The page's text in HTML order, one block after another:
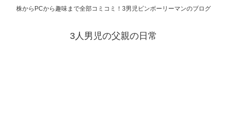
株からPCから趣味まで全部コミコミ！3男児ビンボーリーマンのブログ
3人男児の父親の日常